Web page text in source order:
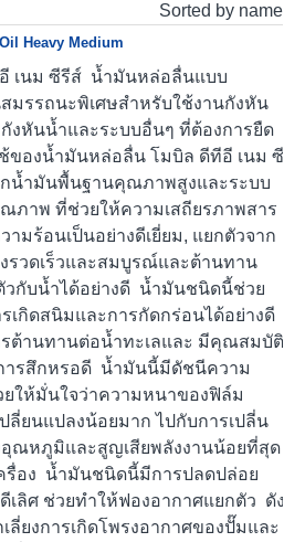
Sorted by name
Heavy Medium
เนม ซีรีส์ น้ำมันหล่อลื่นแบบ
มรรถนะพิเศษสำหรับใช้งานกังหัน
งหันน้ำและระบบอื่นๆ ที่ต้องการยืด
ของน้ำมันหล่อลื่น โมบิล ดีทีอี เนม ซี
กน้ำมันพื้นฐานคุณภาพสูงและระบบ
ภาพ ที่ช่วยให้ความเสถียรภาพสาร
ามร้อนเป็นอย่างดีเยี่ยม, แยกตัวจาก
รวดเร็วและสมบูรณ์และต้านทาน
วกับน้ำได้อย่างดี น้ำมันชนิดนี้ช่วย
เกิดสนิมและการกัดกร่อนได้อย่างดี
รต้านทานต่อน้ำทะเลและ มีคุณสมบัติ
ารสึกหรอดี น้ำมันนี้มีดัชนีความ
ให้มั่นใจว่าความหนาของฟิล์ม
ลี่ยนแปลงน้อยมาก ไปกับการเปลี่น
อุณหภูมิและสูญเสียพลังงานน้อยที่สุด
รื่อง น้ำมันชนิดนี้มีการปลดปล่อย
เลิศ ช่วยทำให้ฟองอากาศแยกตัว ดัง
ลี่ยงการเกิดโพรงอากาศของปั๊มและ